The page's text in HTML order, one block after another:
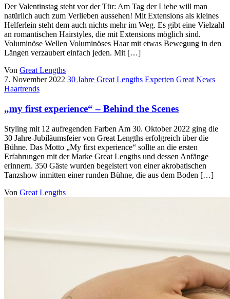
Der Valentinstag steht vor der Tür: Am Tag der Liebe will man
natürlich auch zum Verlieben aussehen! Mit Extensions als kleines
Helferlein steht dem auch nichts mehr im Weg. Es gibt eine Vielzahl
an romantischen Hairstyles, die mit Extensions möglich sind.
Voluminöse Wellen Voluminöses Haar mit etwas Bewegung in den
Längen verzaubert einfach jeden. Mit […]
Von Great Lengths
7. November 2022 30 Jahre Great Lengths Experten Great News
Haartrends
„my first experience“ – Behind the Scenes
Styling mit 12 aufregenden Farben Am 30. Oktober 2022 ging die
30 Jahre-Jubiläumsfeier von Great Lengths erfolgreich über die
Bühne. Das Motto „My first experience“ sollte an die ersten
Erfahrungen mit der Marke Great Lengths und dessen Anfänge
erinnern. 350 Gäste wurden begeistert von einer akrobatischen
Tanzshow inmitten einer runden Bühne, die aus dem Boden […]
Von Great Lengths